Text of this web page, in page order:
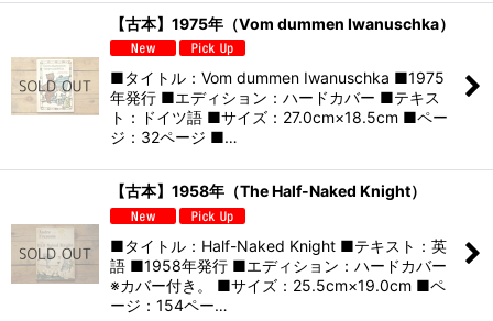
【古本】1975年（Vom dummen Iwanuschka）
■タイトル：Vom dummen Iwanuschka ■1975
年発行 ■エディション：ハードカバー ■テキス
ト：ドイツ語 ■サイズ：27.0cm×18.5cm ■ペー
ジ：32ページ ■…
【古本】1958年（The Half-Naked Knight）
■タイトル：Half-Naked Knight ■テキスト：英
語 ■1958年発行 ■エディション：ハードカバー
※カバー付き。 ■サイズ：25.5cm×19.0cm ■ペ
ージ：154ペー…